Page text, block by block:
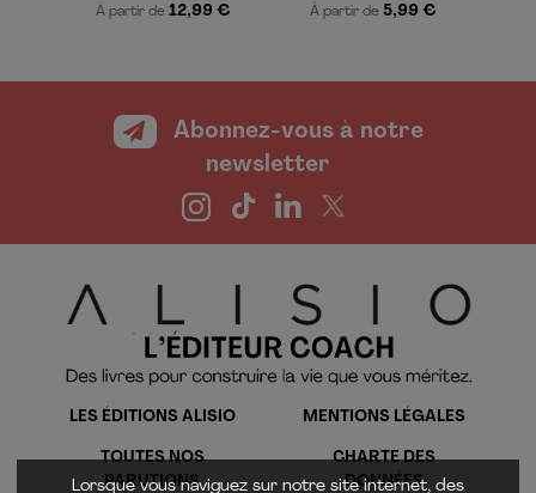
Lorsque vous naviguez sur notre site internet, des
À partir de 12,99 € À partir de 5,99 €
Abonnez-vous à notre
newsletter
LES ÉDITIONS ALISIO
TOUTES NOS
PARUTIONS
MENTIONS LÉGALES
CHARTE DES
DONNÉES